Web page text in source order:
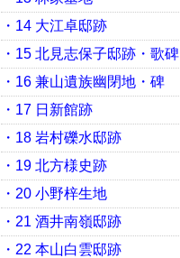
・14 大江卓邸跡
・15 北見志保子邸跡・歌碑
・16 兼山遺族幽閉地・碑
・17 日新館跡
・18 岩村礫水邸跡
・19 北方様史跡
・20 小野梓生地
・21 酒井南嶺邸跡
・22 本山白雲邸跡